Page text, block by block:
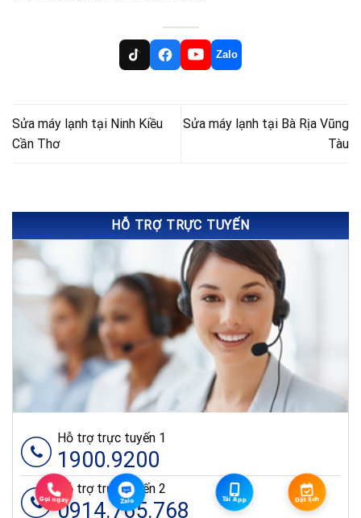
Zalo
Sửa máy lạnh tại Ninh Kiều
Cần Thơ
Sửa máy lạnh tại Bà Rịa Vũng
Tàu
HỖ TRỢ TRỰC TUYẾN
Hỗ trợ trực tuyến 1
1900.9200
Hỗ trợ trực tuyến 2
0914.765.768
Gọi ngay
Zalo
Zalo Tải App Đặt lịch